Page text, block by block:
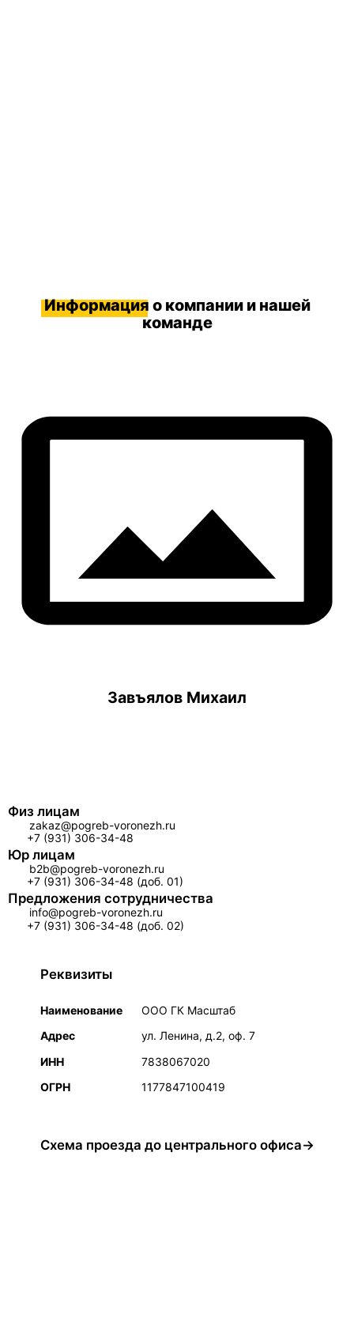
Информация о компании и нашей
команде
Завъялов Михаил
Физ лицам
zakaz@pogreb-voronezh.ru
+7 (931) 306-34-48
Юр лицам
b2b@pogreb-voronezh.ru
+7 (931) 306-34-48 (доб. 01)
Предложения сотрудничества
info@pogreb-voronezh.ru
+7 (931) 306-34-48 (доб. 02)
Реквизиты
Наименование
ООО ГК Масштаб
Адрес
ул. Ленина, д.2, оф. 7
ИНН
7838067020
ОГРН
1177847100419
Схема проезда до центрального офиса→